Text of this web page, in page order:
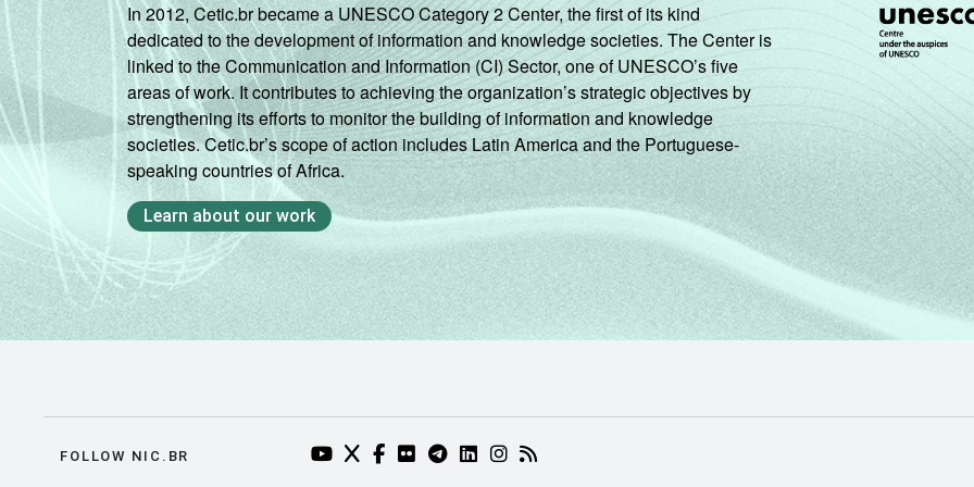
In 2012, Cetic.br became a UNESCO Category 2 Center, the first of its kind
dedicated to the development of information and knowledge societies. The Center is
linked to the Communication and Information (CI) Sector, one of UNESCO’s five
areas of work. It contributes to achieving the organization’s strategic objectives by
strengthening its efforts to monitor the building of information and knowledge
societies. Cetic.br’s scope of action includes Latin America and the Portuguese-
speaking countries of Africa.
Learn about our work
FOLLOW NIC.BR YOUTUBE DO NIC.BR (ABRE EM NOVA ABA)
TWITTER DO NIC.BR (ABRE EM NOVA ABA)
FACEBOOK DO NIC.BR (ABRE EM NOVA ABA)
FLICKR DO NIC.BR (ABRE EM NOVA ABA)
TELEGRAM DO NIC.BR (ABRE EM NOVA ABA)
LINKEDIN DO NIC.BR (ABRE EM NOVA ABA)
INSTAGRAM DO NIC.BR (ABRE EM NOVA ABA)
RSS DO NIC.BR (ABRE EM NOVA ABA)